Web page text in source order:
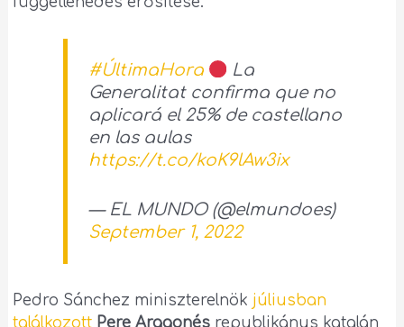
#ÚltimaHora
La
Generalitat confirma que no
aplicará el 25% de castellano
en las aulas
https://t.co/koK9lAw3ix
— EL MUNDO (@elmundoes)
September 1, 2022
Pedro Sánchez miniszterelnök júliusban
találkozott Pere Aragonés republikánus katalán